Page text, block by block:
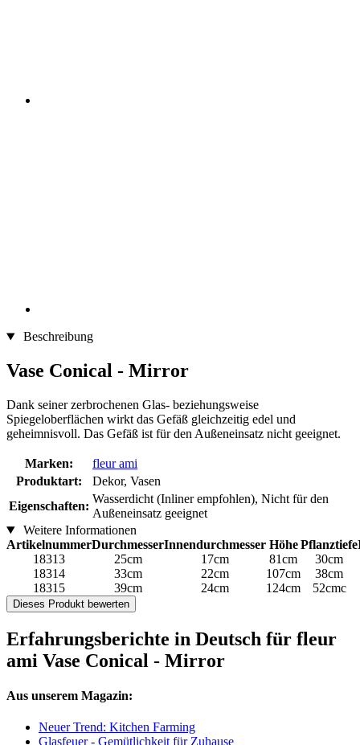
Beschreibung
Vase Conical - Mirror
Dank seiner zerbrochenen Glas- beziehungsweise
Spiegeloberflächen wirkt das Gefäß gleichzeitig edel und
geheimnisvoll. Das Gefäß ist für den Außeneinsatz nicht geeignet.
Marken:
fleur ami
Produktart:
Dekor, Vasen
Eigenschaften:
Wasserdicht (Inliner empfohlen), Nicht für den
Außeneinsatz geeignet
Weitere Informationen
ArtikelnummerDurchmesserInnendurchmesser Höhe Pflanztiefe
18313
25cm 17cm 81cm
30cm
18314
33cm 22cm 107cm
38cm
18315
39cm 24cm 124cm 52cmc
Dieses Produkt bewerten
Erfahrungsberichte in Deutsch für fleur
ami Vase Conical - Mirror
Aus unserem Magazin:
Neuer Trend: Kitchen Farming
Glasfeuer - Gemütlichkeit für Zuhause